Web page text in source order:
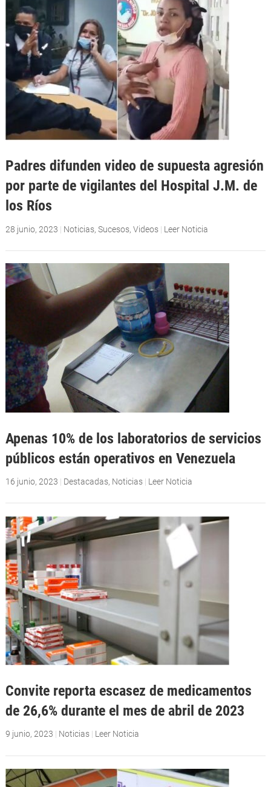
Padres difunden video de supuesta agresión
por parte de vigilantes del Hospital J.M. de
los Ríos
28 junio, 2023 | Noticias, Sucesos, Videos | Leer Noticia
Apenas 10% de los laboratorios de servicios
públicos están operativos en Venezuela
16 junio, 2023 | Destacadas, Noticias | Leer Noticia
Convite reporta escasez de medicamentos
de 26,6% durante el mes de abril de 2023
9 junio, 2023 | Noticias | Leer Noticia